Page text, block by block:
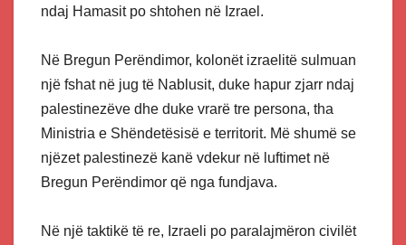
ndaj Hamasit po shtohen në Izrael.
Në Bregun Perëndimor, kolonët izraelitë sulmuan
një fshat në jug të Nablusit, duke hapur zjarr ndaj
palestinezëve dhe duke vrarë tre persona, tha
Ministria e Shëndetësisë e territorit. Më shumë se
njëzet palestinezë kanë vdekur në luftimet në
Bregun Perëndimor që nga fundjava.
Në një taktikë të re, Izraeli po paralajmëron civilët